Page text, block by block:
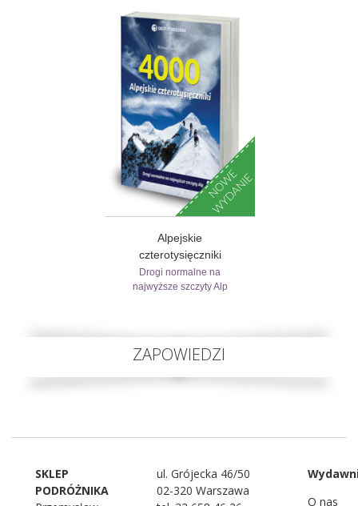
Alpejskie
czterotysięczniki
Drogi normalne na
najwyższe szczyty Alp
ZAPOWIEDZI
SKLEP
PODRÓŻNIKA
ul. Grójecka 46/50
02-320 Warszawa
O nas